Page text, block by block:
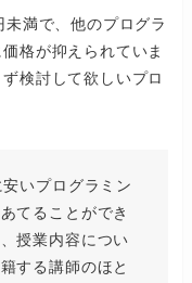
満で、他のプログラ
格が抑えられていま
検討して欲しいプロ
いプログラミン
てることができ
授業内容につい
する講師のほと